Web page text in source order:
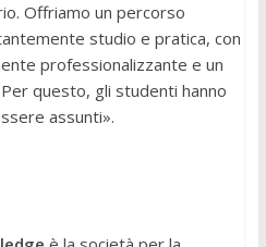
Offriamo un percorso
studio e pratica, con
professionalizzante e un
questo, gli studenti hanno
assunti».